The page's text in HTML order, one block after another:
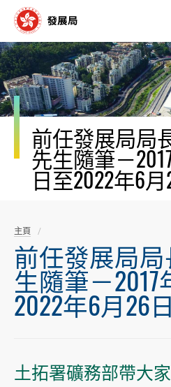
容
開
始
前任發展局局
先生隨筆－
日至2022年6
主頁
前任發展局
生隨筆－2017
2022年6月26
土拓署礦務部帶大